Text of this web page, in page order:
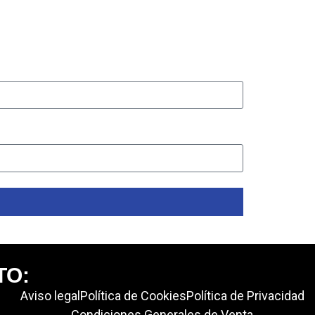
Aviso legalPolítica de CookiesPolítica de Privacidad